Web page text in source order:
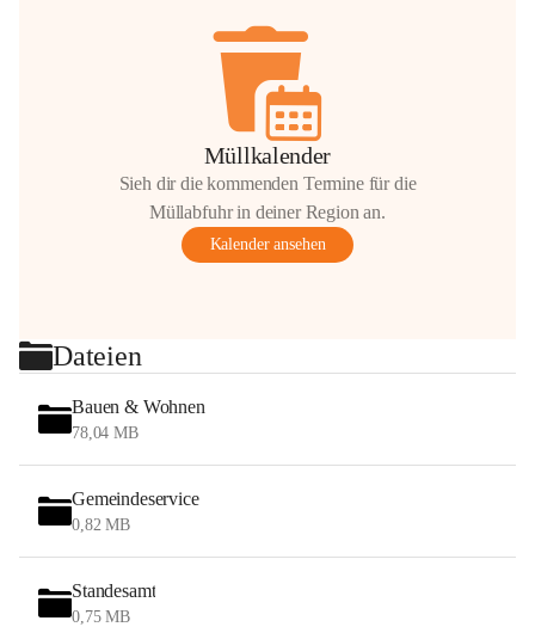
Müllkalender
Sieh dir die kommenden Termine für die
Müllabfuhr in deiner Region an.
Kalender ansehen
Dateien
Bauen & Wohnen
78,04 MB
Gemeindeservice
0,82 MB
Standesamt
0,75 MB